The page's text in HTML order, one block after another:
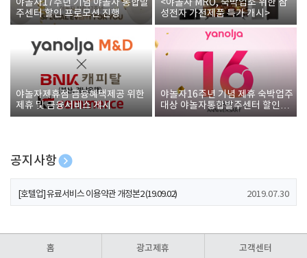
야놀자17주년 기념 야놀자 통합발
주센터 할인 프로모션 진행
<야놀자 MRO, 숙박업소 위한 삼
성전자 가전제품 특가 개시>
야놀자제휴점 금융혜택제공 위한
제휴 및 금융서비스 게시
야놀자16주년 기념 제휴 숙박업주
대상 야놀자통합발주센터 할인쿠
폰 증정
공지사항
[호텔업] 개인정보 처리방침 개정본1 (19.09.02)
[호텔업] 유료서비스 이용약관 개정본2 (19.09.02) 2019.07.30
홈 광고제휴 고객센터